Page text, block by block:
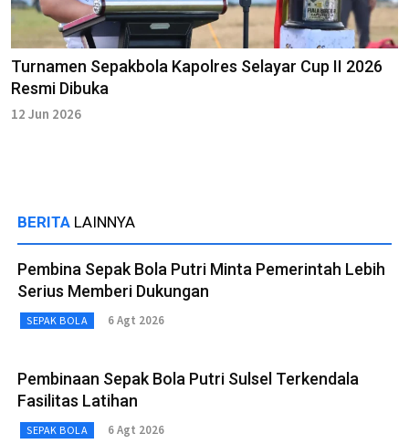
Turnamen Sepakbola Kapolres Selayar Cup II 2026
Resmi Dibuka
12 Jun 2026
BERITA LAINNYA
Pembina Sepak Bola Putri Minta Pemerintah Lebih
Serius Memberi Dukungan
SEPAK BOLA 6 Agt 2026
Pembinaan Sepak Bola Putri Sulsel Terkendala
Fasilitas Latihan
SEPAK BOLA 6 Agt 2026